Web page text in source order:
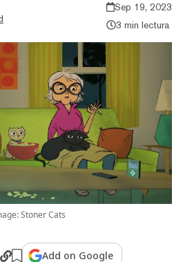
Sep 19, 2023
3 min lectura
Stoner Cats
Add on Google